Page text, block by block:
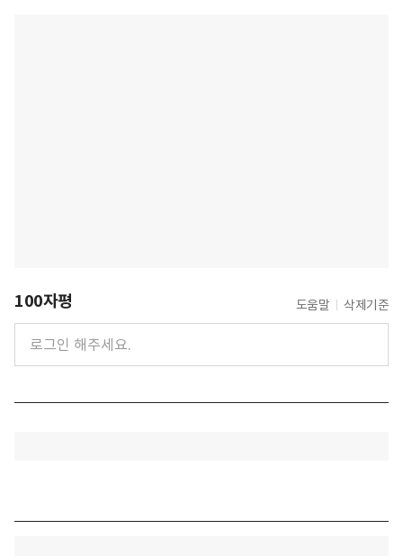
100자평 도움말 삭제기준